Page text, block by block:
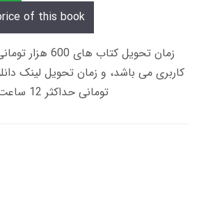
of this book
زمان تحویل کتاب
تومانی حداکثر 12 ساعت از طریق پیامک/ایمیل